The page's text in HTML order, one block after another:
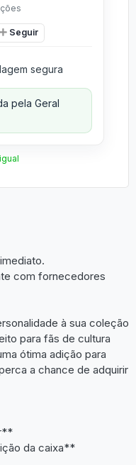
Seguir
segura
pela Geral
com fornecedores
à sua coleção
para fãs de cultura
ótima adição para
a chance de adquirir
da caixa**